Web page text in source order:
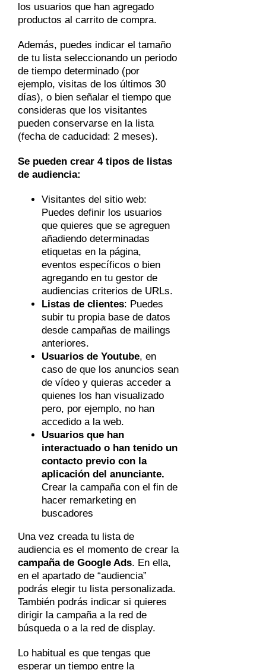
los usuarios que han agregado
productos al carrito de compra.
Además, puedes indicar el tamaño
de tu lista seleccionando un periodo
de tiempo determinado (por
ejemplo, visitas de los últimos 30
días), o bien señalar el tiempo que
consideras que los visitantes
pueden conservarse en la lista
(fecha de caducidad: 2 meses).
Se pueden crear 4 tipos de listas
de audiencia:
Visitantes del sitio web:
Puedes definir los usuarios
que quieres que se agreguen
añadiendo determinadas
etiquetas en la página,
eventos específicos o bien
agregando en tu gestor de
audiencias criterios de URLs.
Listas de clientes: Puedes
subir tu propia base de datos
desde campañas de mailings
anteriores.
Usuarios de Youtube, en
caso de que los anuncios sean
de vídeo y quieras acceder a
quienes los han visualizado
pero, por ejemplo, no han
accedido a la web.
Usuarios que han
interactuado o han tenido un
contacto previo con la
aplicación del anunciante.
Crear la campaña con el fin de
hacer remarketing en
buscadores
Una vez creada tu lista de
audiencia es el momento de crear la
campaña de Google Ads. En ella,
en el apartado de “audiencia”
podrás elegir tu lista personalizada.
También podrás indicar si quieres
dirigir la campaña a la red de
búsqueda o a la red de display.
Lo habitual es que tengas que
esperar un tiempo entre la